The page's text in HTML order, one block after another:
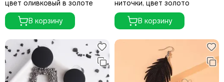
цвет оливковый в золоте
В корзину
ниточки, цвет золото
В корзину